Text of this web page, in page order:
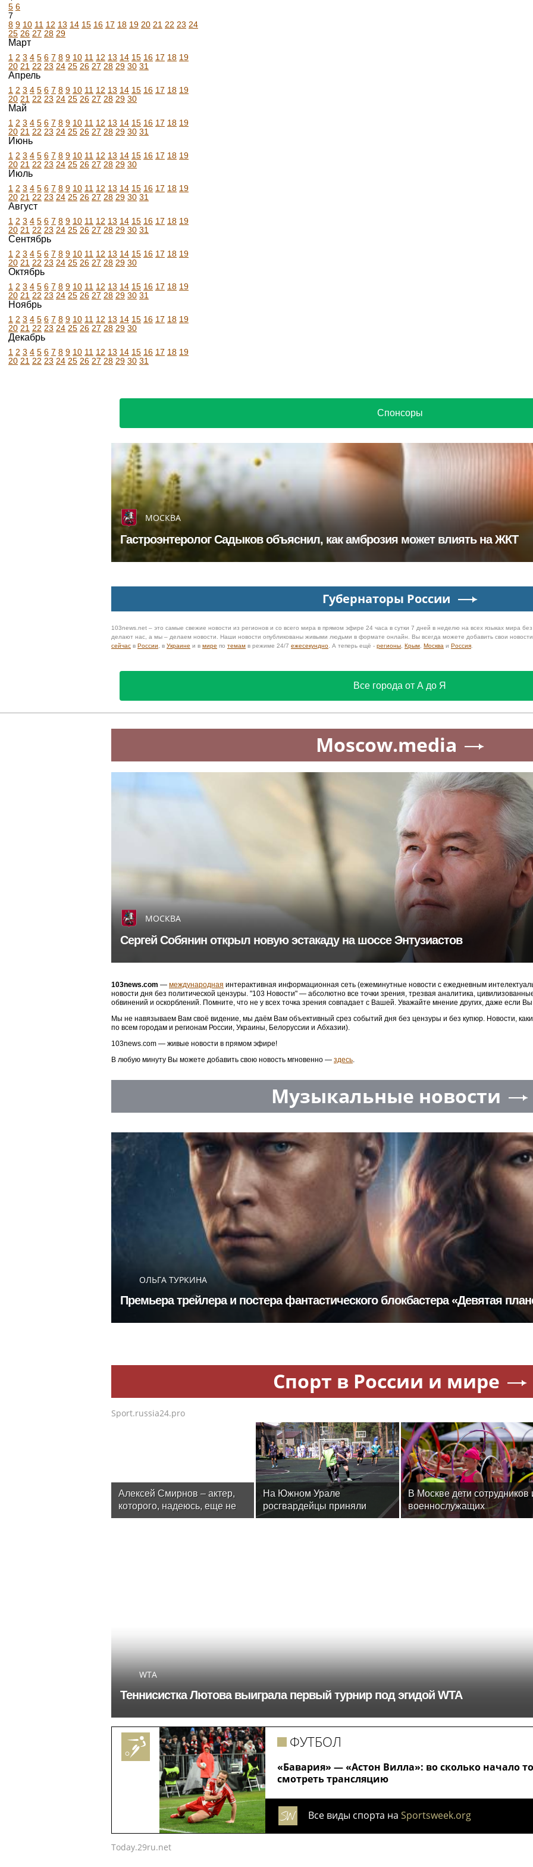
5 6
7
8 9 10 11 12 13 14 15 16 17 18 19 20 21 22 23 24
25 26 27 28 29
Март
1 2 3 4 5 6 7 8 9 10 11 12 13 14 15 16 17 18 19
20 21 22 23 24 25 26 27 28 29 30 31
Апрель
1 2 3 4 5 6 7 8 9 10 11 12 13 14 15 16 17 18 19
20 21 22 23 24 25 26 27 28 29 30
Май
1 2 3 4 5 6 7 8 9 10 11 12 13 14 15 16 17 18 19
20 21 22 23 24 25 26 27 28 29 30 31
Июнь
1 2 3 4 5 6 7 8 9 10 11 12 13 14 15 16 17 18 19
20 21 22 23 24 25 26 27 28 29 30
Июль
1 2 3 4 5 6 7 8 9 10 11 12 13 14 15 16 17 18 19
20 21 22 23 24 25 26 27 28 29 30 31
Август
1 2 3 4 5 6 7 8 9 10 11 12 13 14 15 16 17 18 19
20 21 22 23 24 25 26 27 28 29 30 31
Сентябрь
1 2 3 4 5 6 7 8 9 10 11 12 13 14 15 16 17 18 19
20 21 22 23 24 25 26 27 28 29 30
Октябрь
1 2 3 4 5 6 7 8 9 10 11 12 13 14 15 16 17 18 19
20 21 22 23 24 25 26 27 28 29 30 31
Ноябрь
1 2 3 4 5 6 7 8 9 10 11 12 13 14 15 16 17 18 19
20 21 22 23 24 25 26 27 28 29 30
Декабрь
1 2 3 4 5 6 7 8 9 10 11 12 13 14 15 16 17 18 19
20 21 22 23 24 25 26 27 28 29 30 31
Спонсоры
МОСКВА
Гастроэнтеролог Садыков объяснил, как амброзия может влиять на ЖКТ
Губернаторы России
103news.net – это самые свежие новости из регионов и со всего мира в прямом эфире 24 часа в сутки 7 дней в неделю на всех языках мира
делают нас, а мы – делаем новости. Наши новости опубликованы живыми людьми в формате онлайн. Вы всегда можете добавить свои
сейчас в России , в Украине и в мире по темам в режиме 24/7 ежесекундно . А теперь ещё - регионы Крым Москва и Россия
Все города от А до Я
Moscow.media
МОСКВА
Сергей Собянин открыл новую эстакаду на шоссе Энтузиастов
103news.com — международная интерактивная информационная сеть (ежеминутные новости с ежедневным
новости дня без политической цензуры. "103 Новости" — абсолютно все точки зрения, трезвая аналитика,
обвинений и оскорблений. Помните, что не у всех точка зрения совпадает с Вашей. Уважайте мнение других, даже если
Мы не навязываем Вам своё видение, мы даём Вам объективный срез событий дня без цензуры и без купюр. Новости,
по всем городам и регионам России, Украины, Белоруссии и Абхазии).
103news.com — живые новости в прямом эфире!
В любую минуту Вы можете добавить свою новость мгновенно — здесь.
Музыкальные новости
ОЛЬГА ТУРКИНА
Премьера трейлера и постера фантастического блокбастера «Девятая
Спорт в России и мире
Sport.russia24.pro
Алексей Смирнов – актер,
которого, надеюсь, еще не
забыли
На Южном Урале
росгвардейцы приняли
участие в спортивных
В Москве дети сотрудников
военнослужащих
Росгвардии посетили
WTA
Теннисистка Лютова выиграла первый турнир под эгидой WTA
«Бавария» — «Астон Вилла»: во сколько начало
смотреть трансляцию
ФУТБОЛ
Все виды спорта на Sportsweek.org
Today.29ru.net